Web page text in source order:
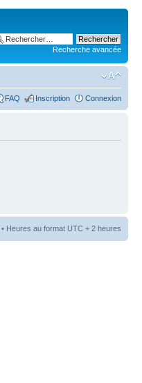
Recherche avancée
FAQ Inscription Connexion
• Heures au format UTC + 2 heures